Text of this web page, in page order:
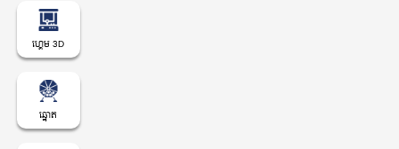
ហ្គេម 3D
ឆ្នោត